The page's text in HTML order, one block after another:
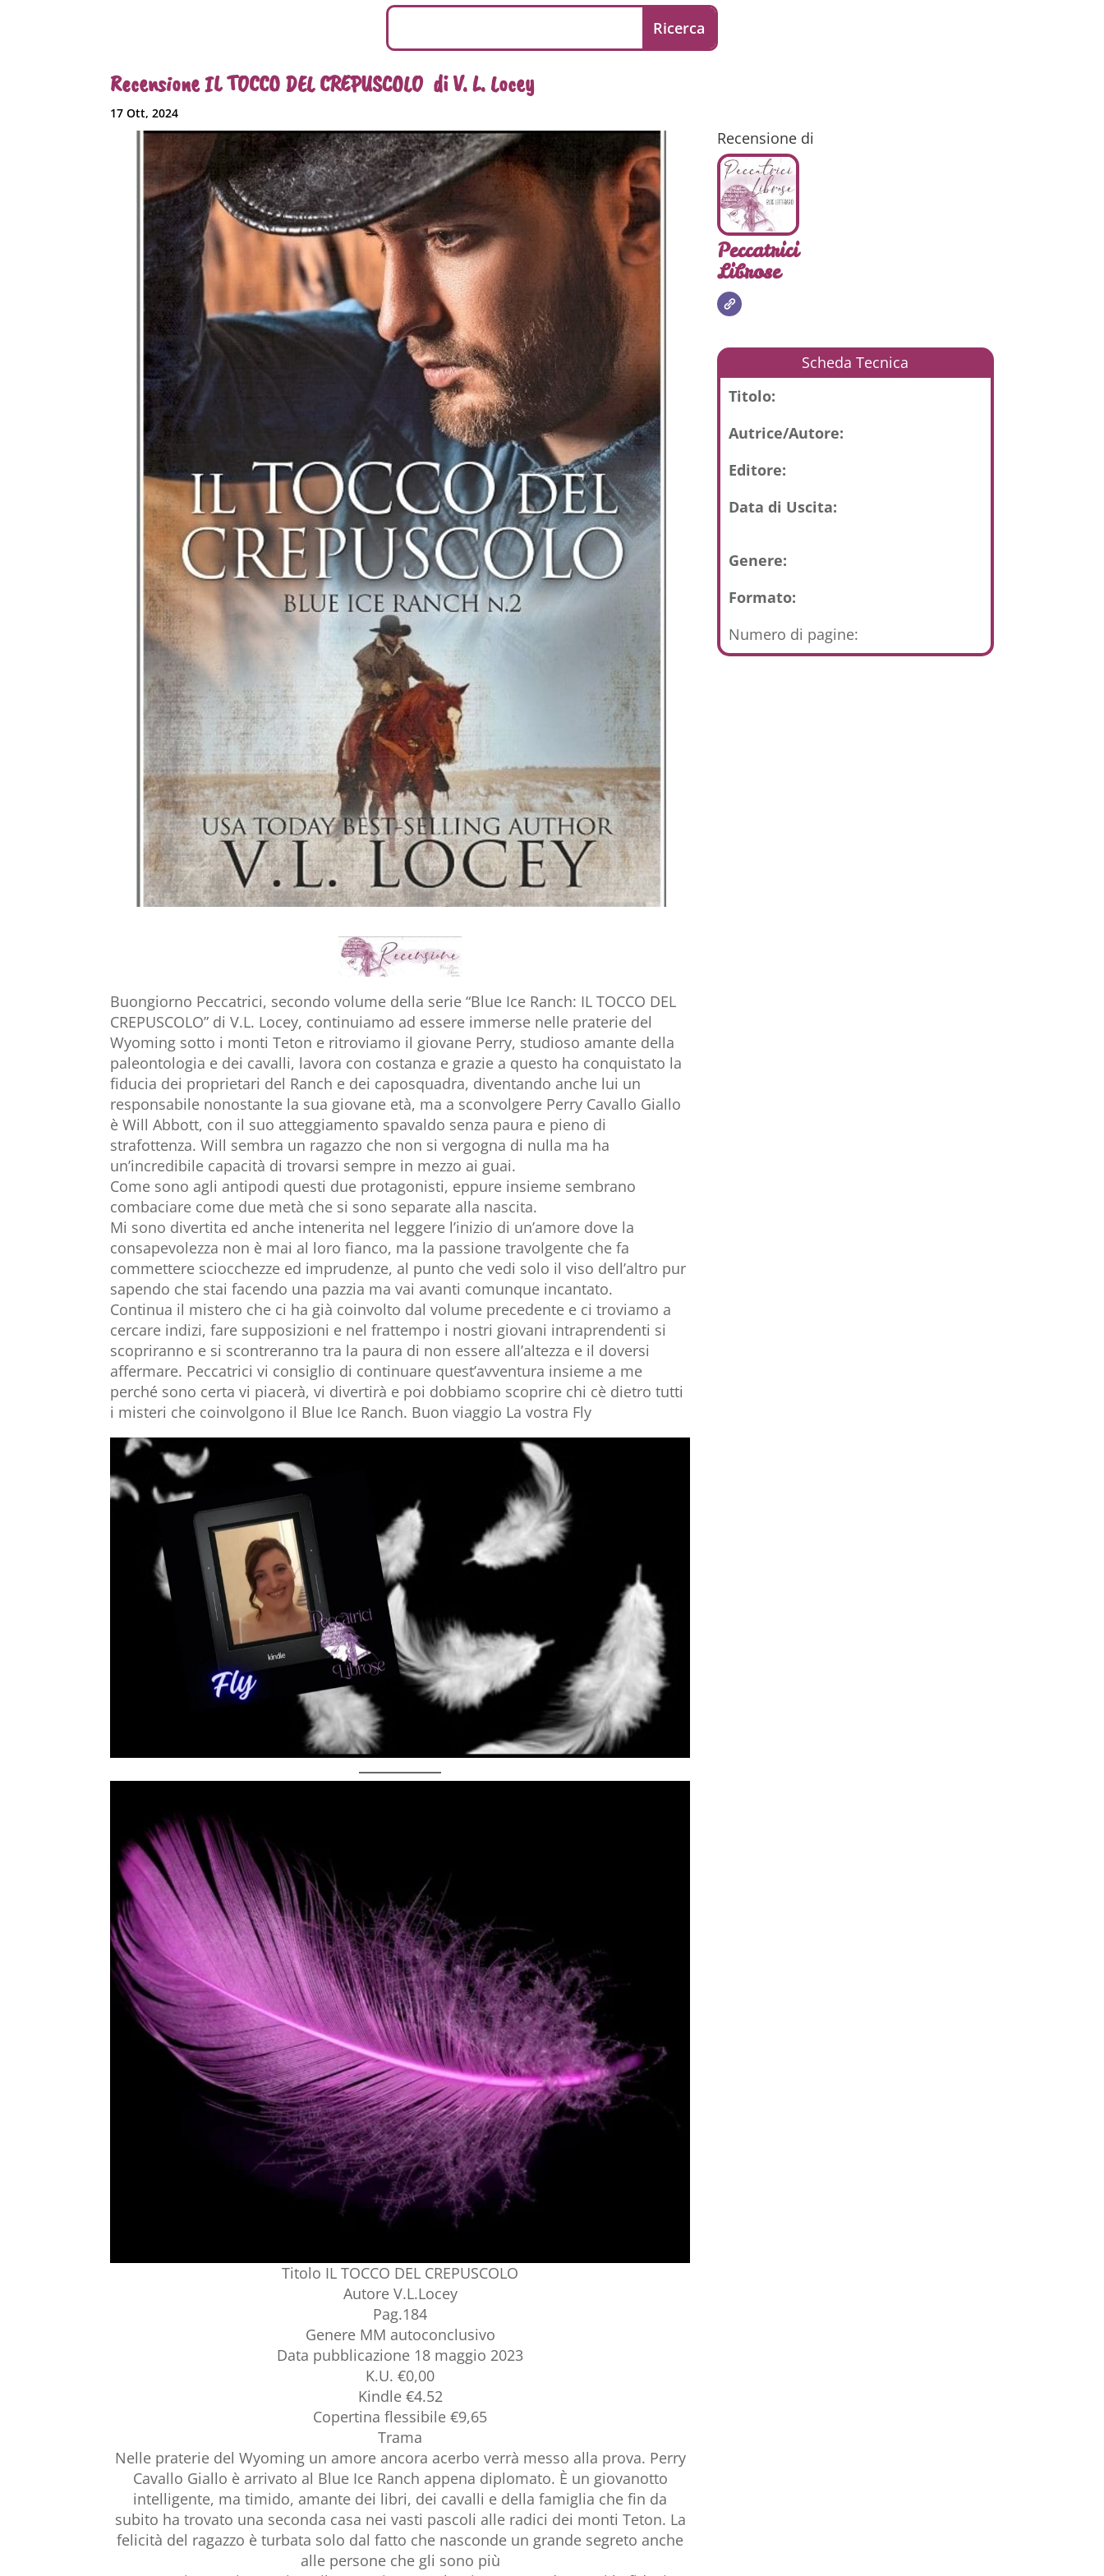
Recensione IL TOCCO DEL CREPUSCOLO di V. L. Locey
17 Ott, 2024
Buongiorno Peccatrici, secondo volume della serie “Blue Ice Ranch: IL TOCCO DEL
CREPUSCOLO” di V.L. Locey, continuiamo ad essere immerse nelle praterie del
Wyoming sotto i monti Teton e ritroviamo il giovane Perry, studioso amante della
paleontologia e dei cavalli, lavora con costanza e grazie a questo ha conquistato la
fiducia dei proprietari del Ranch e dei caposquadra, diventando anche lui un
responsabile nonostante la sua giovane età, ma a sconvolgere Perry Cavallo Giallo
è Will Abbott, con il suo atteggiamento spavaldo senza paura e pieno di
strafottenza. Will sembra un ragazzo che non si vergogna di nulla ma ha
un’incredibile capacità di trovarsi sempre in mezzo ai guai.
Come sono agli antipodi questi due protagonisti, eppure insieme sembrano
combaciare come due metà che si sono separate alla nascita.
Mi sono divertita ed anche intenerita nel leggere l’inizio di un’amore dove la
consapevolezza non è mai al loro fianco, ma la passione travolgente che fa
commettere sciocchezze ed imprudenze, al punto che vedi solo il viso dell’altro pur
sapendo che stai facendo una pazzia ma vai avanti comunque incantato.
Continua il mistero che ci ha già coinvolto dal volume precedente e ci troviamo a
cercare indizi, fare supposizioni e nel frattempo i nostri giovani intraprendenti si
scopriranno e si scontreranno tra la paura di non essere all’altezza e il doversi
affermare. Peccatrici vi consiglio di continuare quest’avventura insieme a me
perché sono certa vi piacerà, vi divertirà e poi dobbiamo scoprire chi cè dietro tutti
i misteri che coinvolgono il Blue Ice Ranch. Buon viaggio La vostra Fly
Titolo IL TOCCO DEL CREPUSCOLO
Autore V.L.Locey
Pag.184
Genere MM autoconclusivo
Data pubblicazione 18 maggio 2023
K.U. €0,00
Kindle €4.52
Copertina flessibile €9,65
Trama
Nelle praterie del Wyoming un amore ancora acerbo verrà messo alla prova. Perry
Cavallo Giallo è arrivato al Blue Ice Ranch appena diplomato. È un giovanotto
intelligente, ma timido, amante dei libri, dei cavalli e della famiglia che fin da
subito ha trovato una seconda casa nei vasti pascoli alle radici dei monti Teton. La
felicità del ragazzo è turbata solo dal fatto che nasconde un grande segreto anche
alle persone che gli sono più
Recensione di
Peccatrici
Librose
Scheda Tecnica
Titolo:
Autrice/Autore:
Editore:
Data di Uscita:
Genere:
Formato:
Numero di pagine: